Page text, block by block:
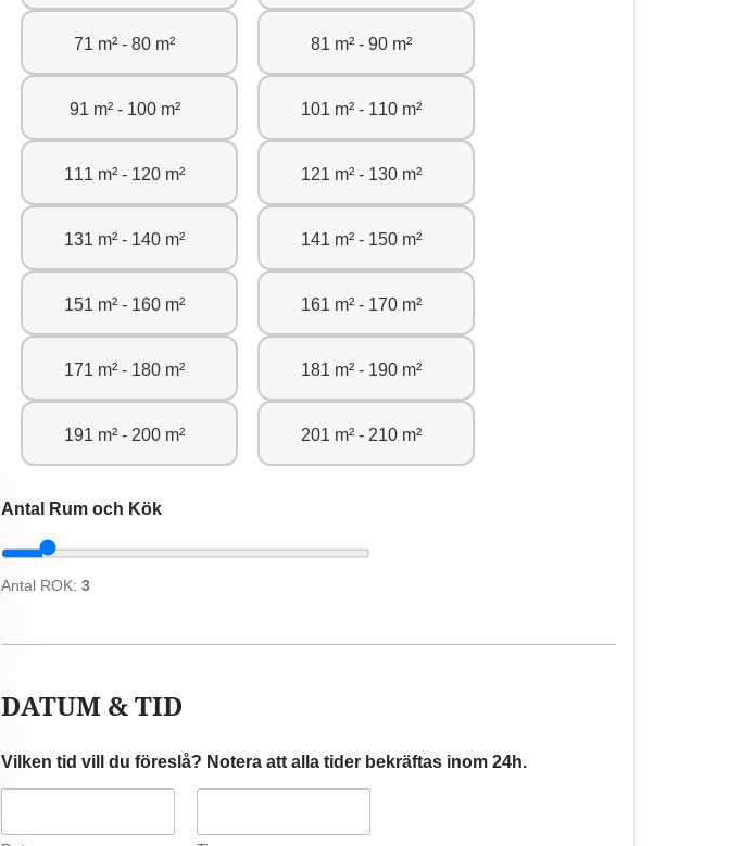
71 m² - 80 m² 81 m² - 90 m²
91 m² - 100 m² 101 m² - 110 m²
111 m² - 120 m² 121 m² - 130 m²
131 m² - 140 m² 141 m² - 150 m²
151 m² - 160 m² 161 m² - 170 m²
171 m² - 180 m² 181 m² - 190 m²
191 m² - 200 m² 201 m² - 210 m²
Antal Rum och Kök
Antal ROK: 3
DATUM & TID
Vilken tid vill du föreslå? Notera att alla tider bekräftas inom 24h.